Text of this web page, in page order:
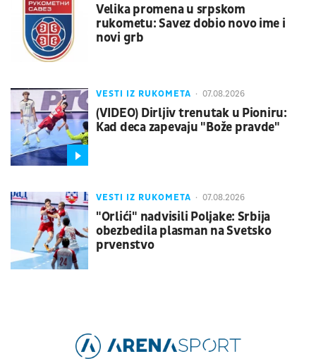
Velika promena u srpskom
rukometu: Savez dobio novo ime i
novi grb
VESTI IZ RUKOMETA 07.08.2026
(VIDEO) Dirljiv trenutak u Pioniru:
Kad deca zapevaju "Bože pravde"
VESTI IZ RUKOMETA 07.08.2026
"Orlići" nadvisili Poljake: Srbija
obezbedila plasman na Svetsko
prvenstvo